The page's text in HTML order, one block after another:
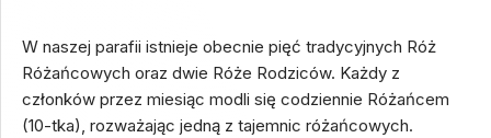
W naszej parafii istnieje obecnie pięć tradycyjnych Róż
Różańcowych oraz dwie Róże Rodziców. Każdy z
członków przez miesiąc modli się codziennie Różańcem
(10-tka), rozważając jedną z tajemnic różańcowych.